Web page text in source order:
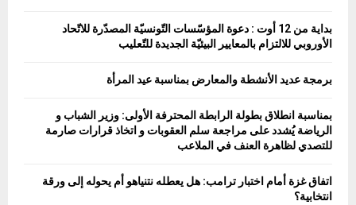
بداية من 12 أوت : دعوة المؤسّسات التّونسيّة المصدّرة للاتّحاد
الأوروبي للالتزام بالمعايير البيئيّة الجديدة للتّعليب
برمجة عديد الأنشطة والمعارض بمناسبة عيد المرأة
بمناسبة انطلاق بطولة الرابطة المحترفة الأولى: وزير الشباب و
الرياضة يُشدد على مراجعة سلم العقوبات و اتخاذ قرارات صارمة
للتصدي لظاهرة العنف في الملاعب
اتفاق غزة أمام اختبار ترامب: هل يعطله نتنياهو أم يحوله إلى ورقة
انتخابية؟